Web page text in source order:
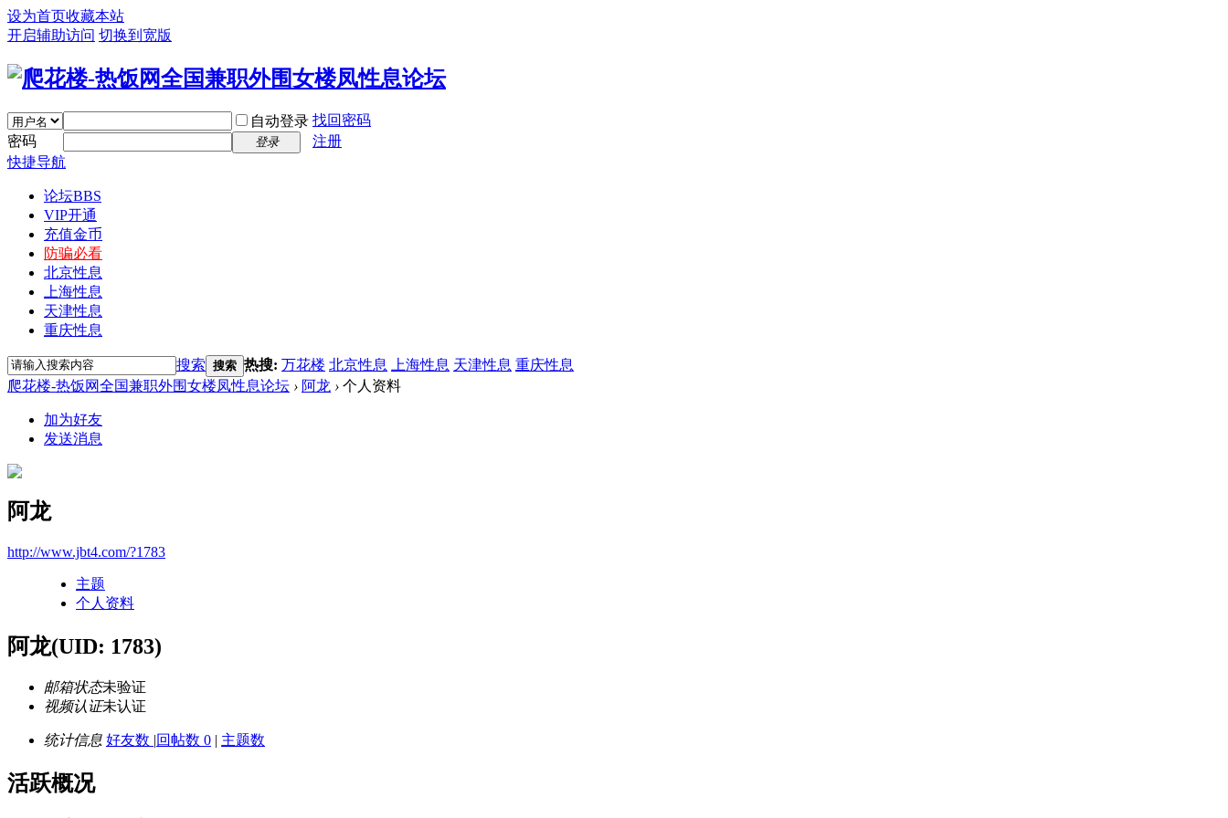
设为首页收藏本站
开启辅助访问 切换到宽版
自动登录 找回密码
密码
登录
注册
快捷导航
论坛BBS
VIP开通
充值金币
防骗必看
北京性息
上海性息
天津性息
重庆性息
搜索 搜索 热搜: 万花楼 北京性息 上海性息 天津性息 重庆性息
爬花楼-热饭网全国兼职外围女楼凤性息论坛 › 阿龙 › 个人资料
加为好友
发送消息
阿龙
http://www.jbt4.com/?1783
主题
个人资料
阿龙(UID: 1783)
邮箱状态未验证
视频认证未认证
统计信息 好友数 |回帖数 0 | 主题数
活跃概况